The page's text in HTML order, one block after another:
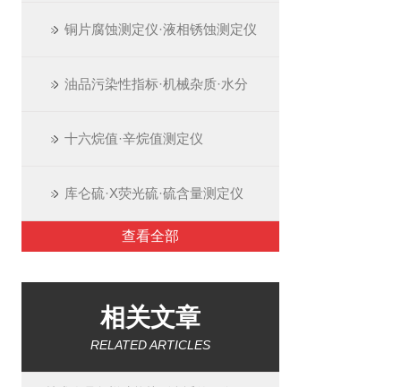
铜片腐蚀测定仪·液相锈蚀测定仪
油品污染性指标·机械杂质·水分
十六烷值·辛烷值测定仪
库仑硫·X荧光硫·硫含量测定仪
查看全部
相关文章
RELATED ARTICLES